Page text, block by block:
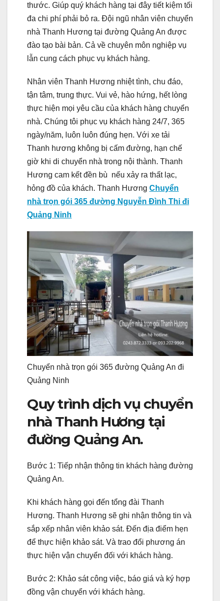
thước. Giúp quý khách hàng tại đây tiết kiệm tối
đa chi phí phải bỏ ra. Đội ngũ nhân viên chuyển
nhà Thanh Hương tại đường Quảng An được
đào tạo bài bản. Cả về chuyên môn nghiệp vụ
lẫn cung cách phục vụ khách hàng.
Nhân viên Thanh Hương nhiệt tình, chu đáo,
tận tâm, trung thực. Vui vẻ, hào hứng, hết lòng
thực hiện mọi yêu cầu của khách hàng chuyển
nhà. Chúng tôi phục vụ khách hàng 24/7, 365
ngày/năm, luôn luôn đúng hẹn. Với xe tải
Thanh hương không bị cấm đường, hạn chế
giờ khi di chuyển nhà trong nội thành. Thanh
Hương cam kết đền bù nếu xảy ra thất lạc,
hỏng đồ của khách. Thanh Hương Chuyển
nhà trọn gói 365 đường Nguyễn Đình Thi đi
Quảng Ninh
Chuyển nhà trọn gói 365 đường Quảng An đi
Quảng Ninh
Quy trình dịch vụ chuyển
nhà Thanh Hương tại
đường Quảng An.
Bước 1: Tiếp nhận thông tin khách hàng đường
Quảng An.
Khi khách hàng gọi đến tổng đài Thanh
Hương. Thanh Hương sẽ ghi nhận thông tin và
sắp xếp nhân viên khảo sát. Đến địa điểm hẹn
để thực hiện khảo sát. Và trao đổi phương án
thực hiện vận chuyển đối với khách hàng.
Bước 2: Khảo sát công việc, báo giá và ký hợp
đồng vận chuyển với khách hàng.